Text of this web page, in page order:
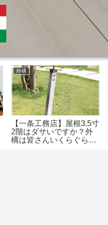
外構
【一条工務店】屋根3.5寸
2階はダサいですか？外
構は皆さんいくらぐらい